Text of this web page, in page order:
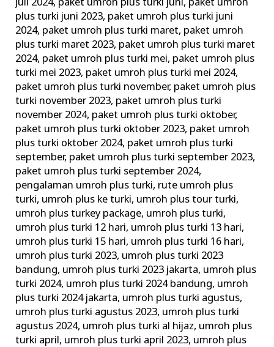
juli 2024, paket umroh plus turki juni, paket umroh
plus turki juni 2023, paket umroh plus turki juni
2024, paket umroh plus turki maret, paket umroh
plus turki maret 2023, paket umroh plus turki maret
2024, paket umroh plus turki mei, paket umroh plus
turki mei 2023, paket umroh plus turki mei 2024,
paket umroh plus turki november, paket umroh plus
turki november 2023, paket umroh plus turki
november 2024, paket umroh plus turki oktober,
paket umroh plus turki oktober 2023, paket umroh
plus turki oktober 2024, paket umroh plus turki
september, paket umroh plus turki september 2023,
paket umroh plus turki september 2024,
pengalaman umroh plus turki, rute umroh plus
turki, umroh plus ke turki, umroh plus tour turki,
umroh plus turkey package, umroh plus turki,
umroh plus turki 12 hari, umroh plus turki 13 hari,
umroh plus turki 15 hari, umroh plus turki 16 hari,
umroh plus turki 2023, umroh plus turki 2023
bandung, umroh plus turki 2023 jakarta, umroh plus
turki 2024, umroh plus turki 2024 bandung, umroh
plus turki 2024 jakarta, umroh plus turki agustus,
umroh plus turki agustus 2023, umroh plus turki
agustus 2024, umroh plus turki al hijaz, umroh plus
turki april, umroh plus turki april 2023, umroh plus